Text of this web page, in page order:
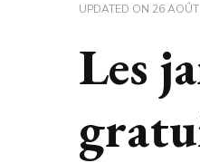
UPDATED ON 26
Les